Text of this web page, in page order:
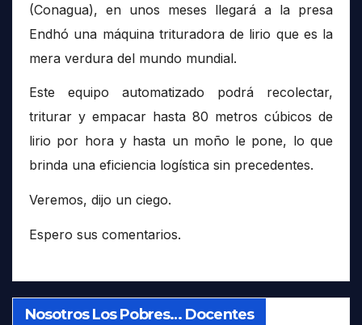
(Conagua), en unos meses llegará a la presa
Endhó una máquina trituradora de lirio que es la
mera verdura del mundo mundial.
Este equipo automatizado podrá recolectar,
triturar y empacar hasta 80 metros cúbicos de
lirio por hora y hasta un moño le pone, lo que
brinda una eficiencia logística sin precedentes.
Veremos, dijo un ciego.
Espero sus comentarios.
Nosotros Los Pobres… Docentes